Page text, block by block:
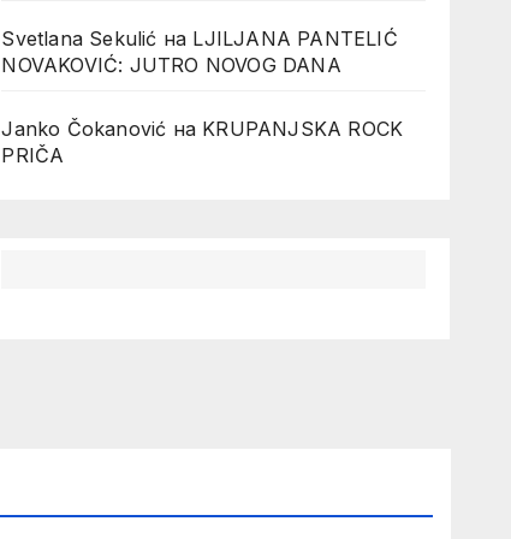
Svetlana Sekulić на LJILJANA PANTELIĆ
NOVAKOVIĆ: JUTRO NOVOG DANA
Janko Čokanović на KRUPANJSKA ROCK
PRIČA